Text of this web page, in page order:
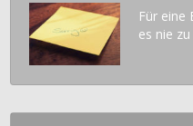
Für eine
es nie